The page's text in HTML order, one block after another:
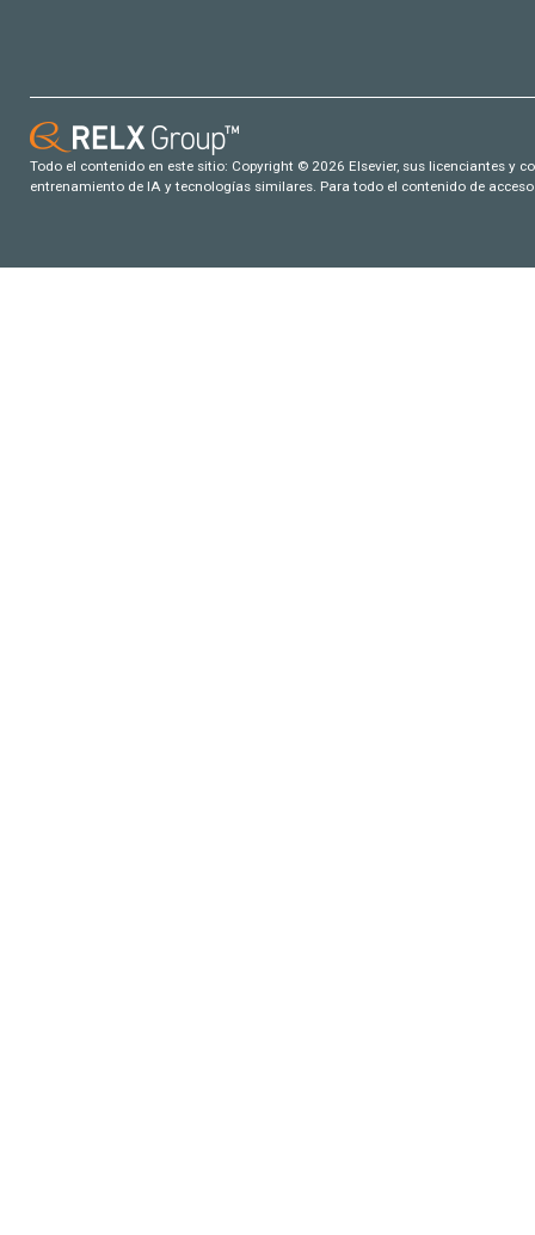
Todo el contenido en este sitio: Copyright © 2026 Elsevier, sus licenciantes y
entrenamiento de IA y tecnologías similares. Para todo el contenido de